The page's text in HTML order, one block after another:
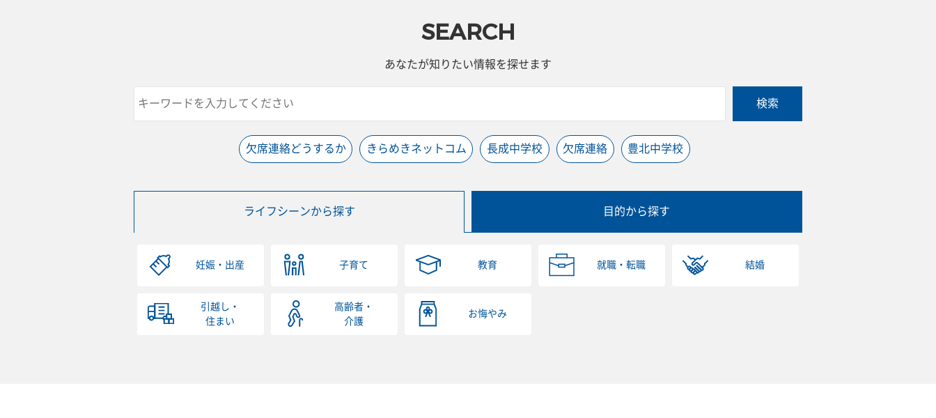
SEARCH
あなたが知りたい情報を探せます
検索
欠席連絡どうするか きらめきネットコム 長成中学校 欠席連絡 豊北中学校
ライフシーンから探す 目的から探す
妊娠・出産 子育て 教育 就職・転職 結婚
引越し・
住まい
高齢者・
介護
お悔やみ